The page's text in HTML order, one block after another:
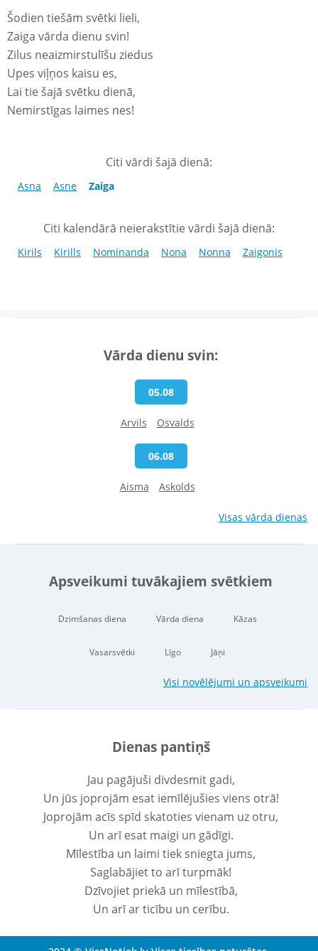
Šodien tiešām svētki lieli,
Zaiga vārda dienu svin!
Zilus neaizmirstulīšu ziedus
Upes viļņos kaisu es,
Lai tie šajā svētku dienā,
Nemirstīgas laimes nes!
Citi vārdi šajā dienā:
Asna Asne Zaiga
Citi kalendārā neierakstītie vārdi šajā dienā:
Kirils Kirills Nominanda Nona Nonna Zaigonis
Vārda dienu svin:
05.08
Arvils Osvalds
06.08
Aisma Askolds
Visas vārda dienas
Apsveikumi tuvākajiem svētkiem
Dzimšanas diena Vārda diena Kāzas
Vasarsvētki Līgo Jāņi
Visi novēlējumi un apsveikumi
Dienas pantiņš
Jau pagājuši divdesmit gadi,
Un jūs joprojām esat iemīlējušies viens otrā!
Joprojām acīs spīd skatoties vienam uz otru,
Un arī esat maigi un gādīgi.
Mīlestība un laimi tiek sniegta jums,
Saglabājiet to arī turpmāk!
Dzīvojiet priekā un mīlestībā,
Un arī ar ticību un cerību.